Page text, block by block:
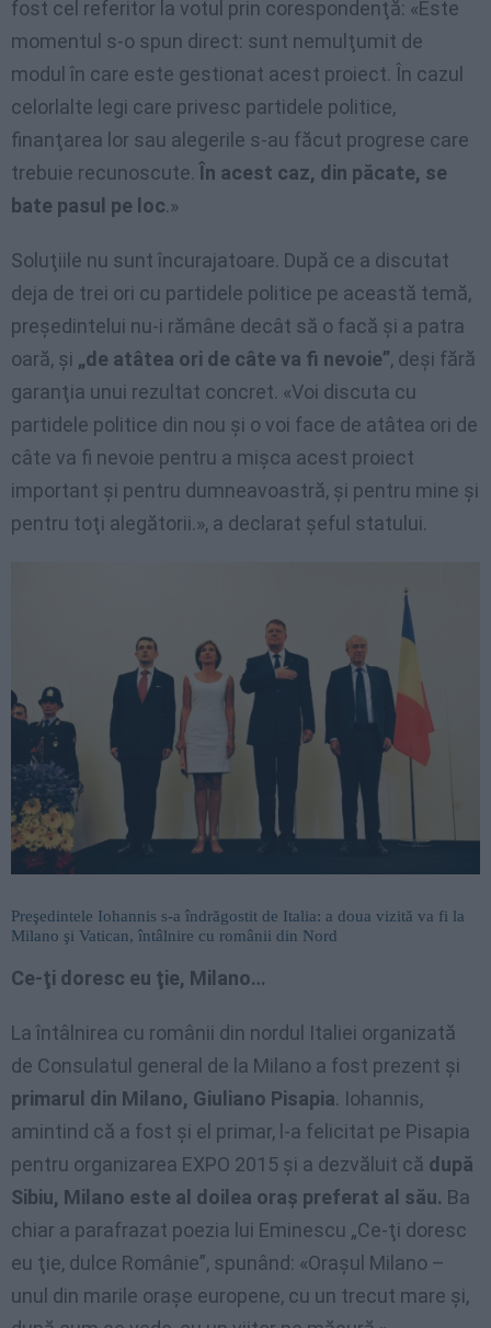
fost cel referitor la votul prin corespondenţă: «Este
momentul s-o spun direct: sunt nemulţumit de
modul în care este gestionat acest proiect. În cazul
celorlalte legi care privesc partidele politice,
finanţarea lor sau alegerile s-au făcut progrese care
trebuie recunoscute.În acest caz, din păcate, se
bate pasul pe loc.»
Soluţiile nu sunt încurajatoare. După ce a discutat
deja de trei ori cu partidele politice pe această temă,
preşedintelui nu-i rămâne decât să o facă şi a patra
oară, şi „de atâtea ori de câte va fi nevoie”, deşi fără
garanţia unui rezultat concret. «Voi discuta cu
partidele politice din nou și o voi face de atâtea ori de
câte va fi nevoie pentru a mișca acest proiect
important şi pentru dumneavoastră, şi pentru mine şi
pentru toţi alegătorii.», a declarat şeful statului.
Preşedintele Iohannis s-a îndrăgostit de Italia: a doua vizită va fi la
Milano şi Vatican, întâlnire cu românii din Nord
Ce-ţi doresc eu ţie, Milano…
La întâlnirea cu românii din nordul Italiei organizată
de Consulatul general de la Milano a fost prezent şi
primarul din Milano, Giuliano Pisapia. Iohannis,
amintind că a fost şi el primar, l-a felicitat pe Pisapia
pentru organizarea EXPO 2015 şi a dezvăluit că după
Sibiu, Milano este al doilea oraş preferat al său. Ba
chiar a parafrazat poezia lui Eminescu „Ce-ţi doresc
eu ţie, dulce Românie”, spunând: «Oraşul Milano –
unul din marile oraşe europene, cu un trecut mare şi,